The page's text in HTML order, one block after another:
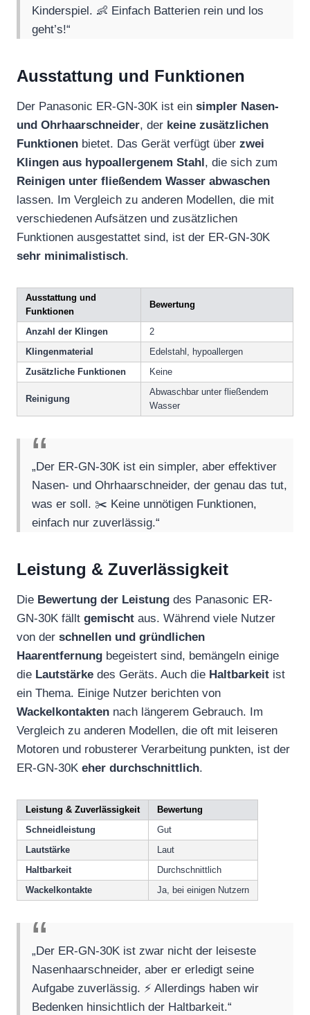
Kinderspiel. 👶 Einfach Batterien rein und los
geht’s!“
Ausstattung und Funktionen
Der Panasonic ER-GN-30K ist ein simpler Nasen-
und Ohrhaarschneider, der keine zusätzlichen
Funktionen bietet. Das Gerät verfügt über zwei
Klingen aus hypoallergenem Stahl, die sich zum
Reinigen unter fließendem Wasser abwaschen
lassen. Im Vergleich zu anderen Modellen, die mit
verschiedenen Aufsätzen und zusätzlichen
Funktionen ausgestattet sind, ist der ER-GN-30K
sehr minimalistisch.
Ausstattung und
Funktionen
Bewertung
Anzahl der Klingen
2
Klingenmaterial
Edelstahl, hypoallergen
Zusätzliche Funktionen
Keine
Reinigung
Abwaschbar unter fließendem
Wasser
„Der ER-GN-30K ist ein simpler, aber effektiver
Nasen- und Ohrhaarschneider, der genau das tut,
was er soll. ✂️ Keine unnötigen Funktionen,
einfach nur zuverlässig.“
Leistung & Zuverlässigkeit
Die Bewertung der Leistung des Panasonic ER-
GN-30K fällt gemischt aus. Während viele Nutzer
von der schnellen und gründlichen
Haarentfernung begeistert sind, bemängeln einige
die Lautstärke des Geräts. Auch die Haltbarkeit ist
ein Thema. Einige Nutzer berichten von
Wackelkontakten nach längerem Gebrauch. Im
Vergleich zu anderen Modellen, die oft mit leiseren
Motoren und robusterer Verarbeitung punkten, ist der
ER-GN-30K eher durchschnittlich.
Leistung & Zuverlässigkeit
Bewertung
Schneidleistung
Gut
Lautstärke
Laut
Haltbarkeit
Durchschnittlich
Wackelkontakte
Ja, bei einigen Nutzern
„Der ER-GN-30K ist zwar nicht der leiseste
Nasenhaarschneider, aber er erledigt seine
Aufgabe zuverlässig. ⚡️ Allerdings haben wir
Bedenken hinsichtlich der Haltbarkeit.“